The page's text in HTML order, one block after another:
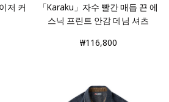
저 커
「Karaku」자수 빨간 매듭 끈 에
스닉 프린트 안감 데님 셔츠
₩116,800